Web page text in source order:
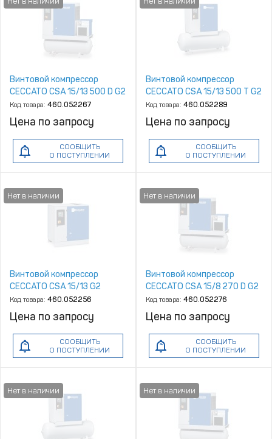
Винтовой компрессор
CECCATO CSA 15/13 500 D G2
Код товара: 460.052267
Цена по запросу
СООБЩИТЬ
О ПОСТУПЛЕНИИ
Винтовой компрессор
CECCATO CSA 15/13 500 T G2
Код товара: 460.052289
Цена по запросу
СООБЩИТЬ
О ПОСТУПЛЕНИИ
Винтовой компрессор
CECCATO CSA 15/13 G2
Код товара: 460.052256
Цена по запросу
СООБЩИТЬ
О ПОСТУПЛЕНИИ
Винтовой компрессор
CECCATO CSA 15/8 270 D G2
Код товара: 460.052276
Цена по запросу
СООБЩИТЬ
О ПОСТУПЛЕНИИ